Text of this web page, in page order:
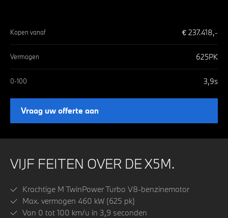
Kopen vanaf € 237.418,-
Vermogen 625PK
0-100 3,9s
Vraag uw offerte aan
VIJF FEITEN OVER DE X5M.
Krachtige M TwinPower Turbo V8-benzinemotor
Max. vermogen 460 kW (625 pk)
Van 0 tot 100 km/u in 3,9 seconden